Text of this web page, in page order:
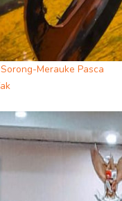
Merauke Pasca